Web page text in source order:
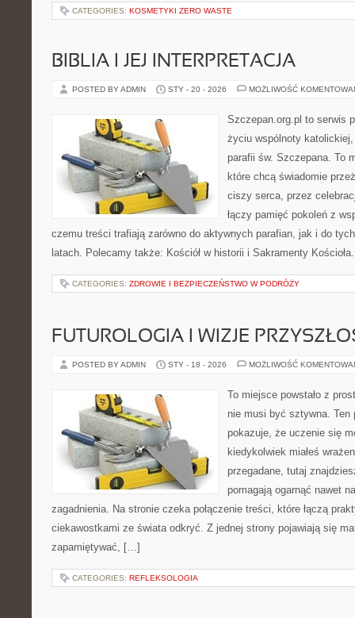
CATEGORIES: KOSMETYKI ZERO WASTE
BIBLIA I JEJ INTERPRETACJA
POSTED BY ADMIN STY - 20 - 2026 MOŻLIWOŚĆ
Szczepan.org.pl to serwis
życiu wspólnoty
parafii św. Szczepana. To
które chcą świadomie
ciszy serca, przez
łączy pamięć pokoleń z
czemu treści trafiają zarówno do aktywnych parafian, jak i do
latach. Polecamy także: Kościół w historii i Sakramenty
CATEGORIES: ZDROWIE I BEZPIECZEŃSTWO W PODRÓŻY
FUTUROLOGIA I WIZJE
POSTED BY ADMIN STY - 18 - 2026 MOŻLIWOŚĆ
To miejsce powstało z
nie musi być sztywna. Ten
pokazuje, że uczenie się
kiedykolwiek miałeś
przegadane, tutaj
pomagają ogarnąć nawet
zagadnienia. Na stronie czeka połączenie treści, które łączą
ciekawostkami ze świata odkryć. Z jednej strony pojawiają się
zapamiętywać, […]
CATEGORIES: REFLEKSOLOGIA